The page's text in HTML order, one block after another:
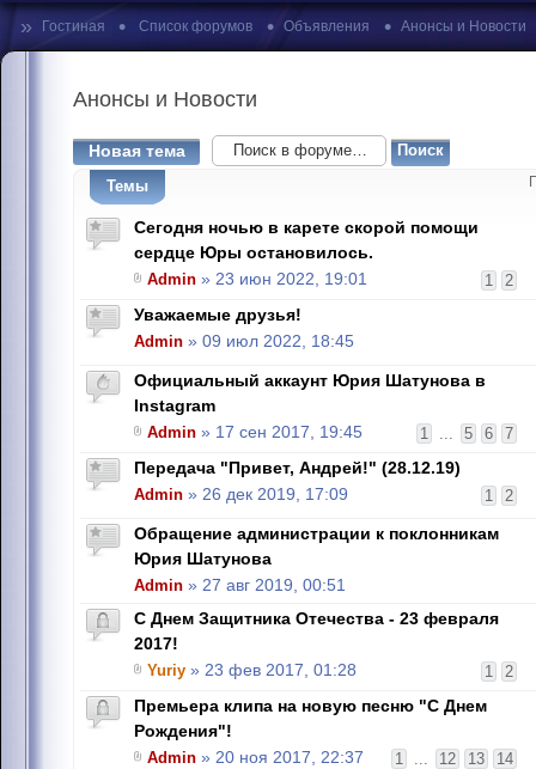
» Гостиная • Список форумов • Объявления • Анонсы и Новости
Анонсы и Новости
Новая тема
Темы
Сегодня ночью в карете скорой помощи
сердце Юры остановилось.
1 2
Admin » 23 июн 2022, 19:01
Уважаемые друзья!
Admin » 09 июл 2022, 18:45
Официальный аккаунт Юрия Шатунова в
Instagram
1 ... 5 6 7
Admin » 17 сен 2017, 19:45
Передача "Привет, Андрей!" (28.12.19)
1 2
Admin » 26 дек 2019, 17:09
Обращение администрации к поклонникам
Юрия Шатунова
Admin » 27 авг 2019, 00:51
С Днем Защитника Отечества - 23 февраля
2017!
1 2
Yuriy » 23 фев 2017, 01:28
Премьера клипа на новую песню "С Днем
Рождения"!
1 ... 12 13 14
Admin » 20 ноя 2017, 22:37